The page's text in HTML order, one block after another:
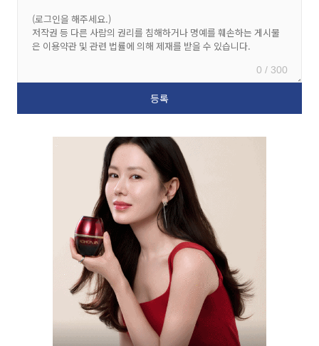
0 / 300